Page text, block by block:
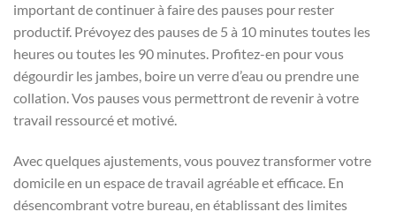
important de continuer à faire des pauses pour rester
productif. Prévoyez des pauses de 5 à 10 minutes toutes les
heures ou toutes les 90 minutes. Profitez-en pour vous
dégourdir les jambes, boire un verre d’eau ou prendre une
collation. Vos pauses vous permettront de revenir à votre
travail ressourcé et motivé.
Avec quelques ajustements, vous pouvez transformer votre
domicile en un espace de travail agréable et efficace. En
désencombrant votre bureau, en établissant des limites